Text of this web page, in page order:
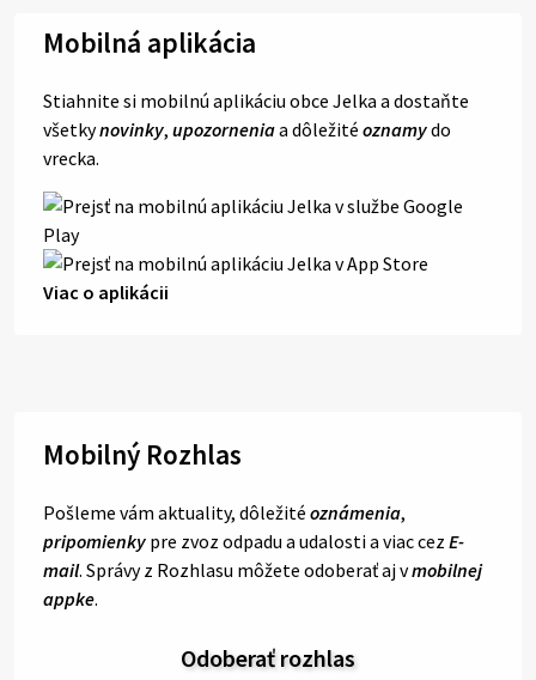
Mobilná aplikácia
Stiahnite si mobilnú aplikáciu obce Jelka a dostaňte
všetkynovinky, upozorneniaa dôležité oznamydo
vrecka.
Viac o aplikácii
Mobilný Rozhlas
Pošleme vám aktuality, dôležité oznámenia,
pripomienky pre zvoz odpadu a udalosti a viac cez E-
mail. Správy z Rozhlasu môžete odoberať aj vmobilnej
appke.
Odoberať rozhlas